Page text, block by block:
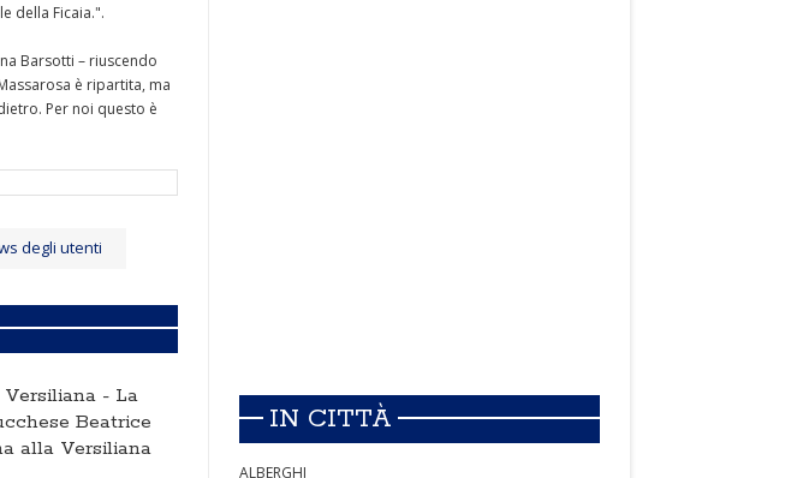
della Ficaia.".
Barsotti – riuscendo
è ripartita, ma
Per noi questo è
degli utenti
- La
Beatrice
alla Versiliana
IN CITTÀ
ALBERGHI